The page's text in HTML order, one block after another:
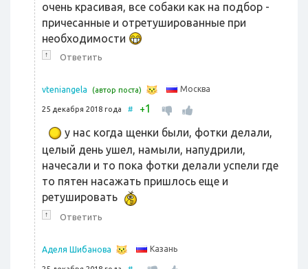
очень красивая, все собаки как на подбор -
причесанные и отретушированные при
необходимости
↑ Ответить
vteniangela (автор поста) Москва
25 декабря 2018 года # +1
у нас когда щенки были, фотки делали,
целый день ушел, намыли, напудрили,
начесали и то пока фотки делали успели где
то пятен насажать пришлось еще и
ретушировать
↑ Ответить
Аделя Шибанова Казань